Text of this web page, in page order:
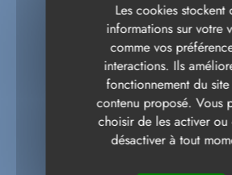
Les cookies stockent
informations sur votre
comme vos
interactions. Ils
fonctionnement du
contenu proposé. Vous
choisir de les activer ou
désactiver à tout